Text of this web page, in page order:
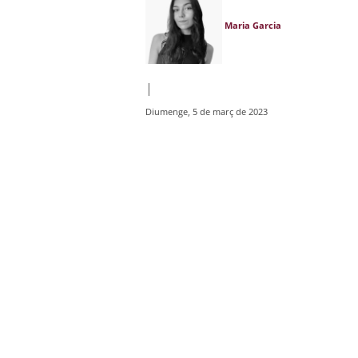
Maria Garcia
|
Diumenge, 5 de març de 2023